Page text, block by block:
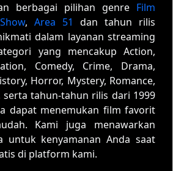
berbagai pilihan genre Film
, Area 51
dan tahun rilis
dalam layanan streaming
yang mencakup Action,
Comedy, Crime, Drama,
Horror, Mystery, Romance,
serta tahun-tahun rilis dari 1999
dapat menemukan film favorit
Kami juga menawarkan
untuk kenyamanan Anda saat
di platform kami.